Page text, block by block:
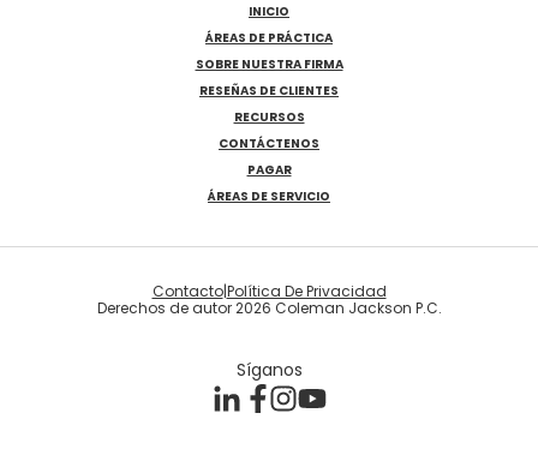
INICIO
ÁREAS DE PRÁCTICA
SOBRE NUESTRA FIRMA
RESEÑAS DE CLIENTES
RECURSOS
CONTÁCTENOS
PAGAR
ÁREAS DE SERVICIO
Derechos de autor 2026 Coleman Jackson P.C.
Contacto|Política De Privacidad
Síganos